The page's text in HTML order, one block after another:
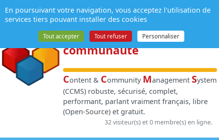
NPDS:Gestion de
contenuet de
communauté
Content & Community Management System
(CCMS) robuste, sécurisé, complet,
performant, parlant vraiment français, libre
(Open-Source) et gratuit.
32 visiteur(s) et 0 membre(s) en ligne.
Panneau de gestion des cookies
En poursuivant votre navigation, vous acceptez l'utilisation de
services tiers pouvant installer des cookies
Tout accepter Tout refuser Personnaliser